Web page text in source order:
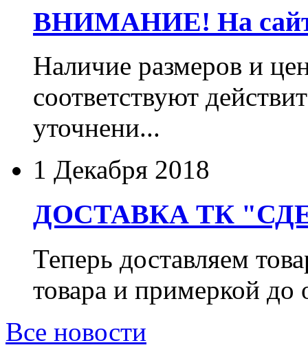
ВНИМАНИЕ! На сайте
Наличие размеров и
соответствуют
уточнени...
1 Декабря 2018
ДОСТАВКА ТК
Теперь доставляем
товара и примеркой
Все новости